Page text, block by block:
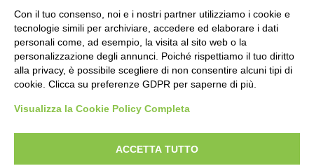
Informazioni
Case History
FAQ
Privacy (GDPR – Reg. U.E. 679/16)
Con il tuo consenso, noi e i nostri partner utilizziamo i cookie e
tecnologie simili per archiviare, accedere ed elaborare i dati
personali come, ad esempio, la visita al sito web o la
personalizzazione degli annunci. Poiché rispettiamo il tuo diritto
alla privacy, è possibile scegliere di non consentire alcuni tipi di
cookie. Clicca su preferenze GDPR per saperne di più.
Visualizza la Cookie Policy Completa
ACCETTA TUTTO